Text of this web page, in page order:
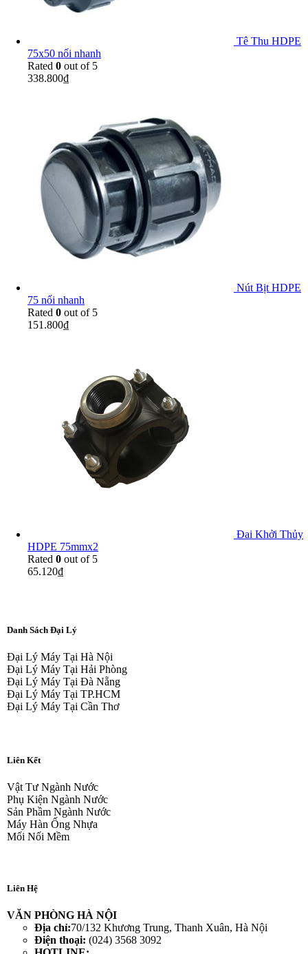
Tê Thu HDPE
75x50 nối nhanh
Rated 0 out of 5
338.800₫
Nút Bịt HDPE
75 nối nhanh
Rated 0 out of 5
151.800₫
Đai Khởi Thủy
HDPE 75mmx2
Rated 0 out of 5
65.120₫
Danh Sách Đại Lý
Đại Lý Máy Tại Hà Nội
Đại Lý Máy Tại Hải Phòng
Đại Lý Máy Tại Đà Nẵng
Đại Lý Máy Tại TP.HCM
Đại Lý Máy Tại Cần Thơ
Liên Kết
Vật Tư Ngành Nước
Phụ Kiện Ngành Nước
Sản Phầm Ngành Nước
Máy Hàn Ống Nhựa
Mối Nối Mềm
Liên Hệ
VĂN PHÒNG HÀ NỘI
Địa chỉ:70/132 Khương Trung, Thanh Xuân, Hà Nội
Điện thoại: (024) 3568 3092